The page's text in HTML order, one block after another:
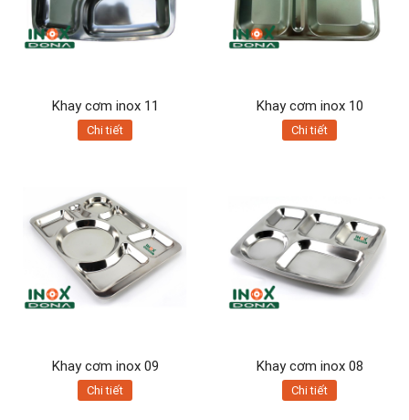
Khay cơm inox 11
Chi tiết
Khay cơm inox 10
Chi tiết
Khay cơm inox 09
Chi tiết
Khay cơm inox 08
Chi tiết